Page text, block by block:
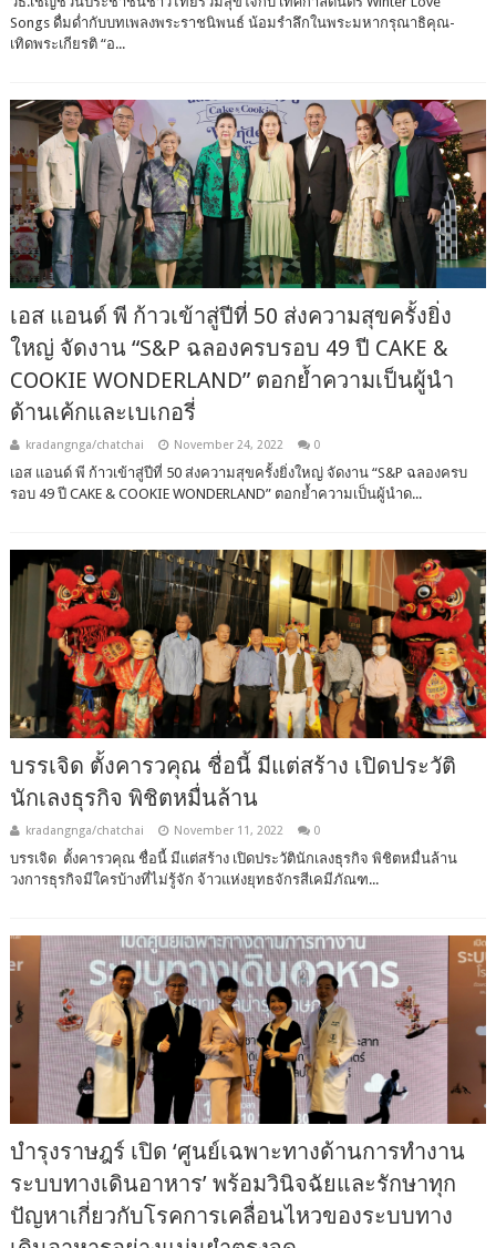
Songs ดื่มด่ำกับบทเพลงพระราชนิพนธ์ น้อมรำลึกในพระมหากรุณาธิคุณ-
เทิดพระเกียรติ “อ...
เอส แอนด์ พี ก้าวเข้าสู่ปีที่ 50 ส่งความสุขครั้งยิ่ง
ใหญ่ จัดงาน “S&P ฉลองครบรอบ 49 ปี CAKE &
COOKIE WONDERLAND” ตอกย้ำความเป็นผู้นำ
ด้านเค้กและเบเกอรี่
kradangnga/chatchai November 24, 2022 0
เอส แอนด์ พี ก้าวเข้าสู่ปีที่ 50 ส่งความสุขครั้งยิ่งใหญ่ จัดงาน “S&P ฉลองครบ
รอบ 49 ปี CAKE & COOKIE WONDERLAND” ตอกย้ำความเป็นผู้นำด...
บรรเจิด ตั้งคารวคุณ ชื่อนี้ มีแต่สร้าง เปิดประวัติ
นักเลงธุรกิจ พิชิตหมื่นล้าน
kradangnga/chatchai November 11, 2022 0
บรรเจิด ตั้งคารวคุณ ชื่อนี้ มีแต่สร้าง เปิดประวัตินักเลงธุรกิจ พิชิตหมื่นล้าน
วงการธุรกิจมีใครบ้างที่ไม่รู้จัก จ้าวแห่งยุทธจักรสีเคมีภัณฑ...
บำรุงราษฎร์ เปิด ‘ศูนย์เฉพาะทางด้านการทำงาน
ระบบทางเดินอาหาร’ พร้อมวินิจฉัยและรักษาทุก
ปัญหาเกี่ยวกับโรคการเคลื่อนไหวของระบบทาง